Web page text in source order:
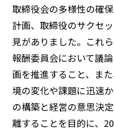
取締役会の多様性の確
計画、取締役のサクセ
見がありました。これ
報酬委員会において議
画を推進すること、ま
境の変化や課題に迅速
の構築と経営の意思決
離することを目的に、